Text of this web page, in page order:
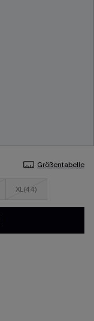
Größentabelle
XL(44)